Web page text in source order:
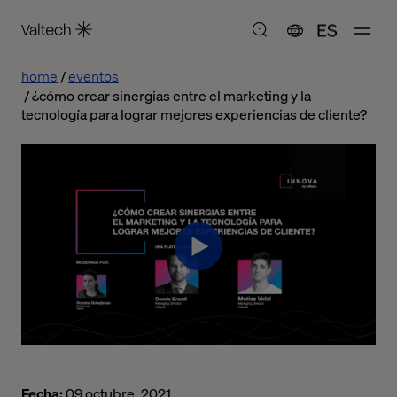
ES
home
eventos
¿cómo crear sinergias entre el marketing y la
tecnología para lograr mejores experiencias de cliente?
Fecha:09 octubre, 2021